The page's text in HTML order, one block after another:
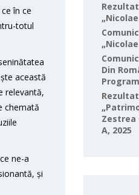
în ce
totul
această
relevantă,
chemată
ne-a
și
Din
Zestrea
A, 2025